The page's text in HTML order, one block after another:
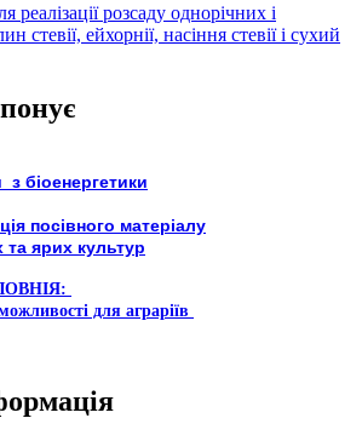
розсаду однорічних і
стевії, ейхорнії, насіння стевії і сухий
з біоенергетики
посівного матеріалу
ярих культур
для аграріїв